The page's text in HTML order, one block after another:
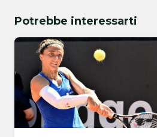
Potrebbe interessarti